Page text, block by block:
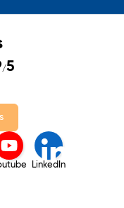
/5
LinkedIn